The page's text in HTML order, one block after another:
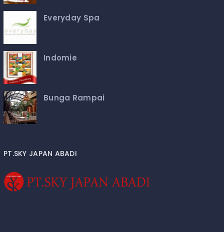
Everyday Spa
Indomie
Bunga Rampai
PT.SKY JAPAN ABADI